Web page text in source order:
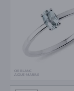
OR BLANC
AIGUE-MARINE